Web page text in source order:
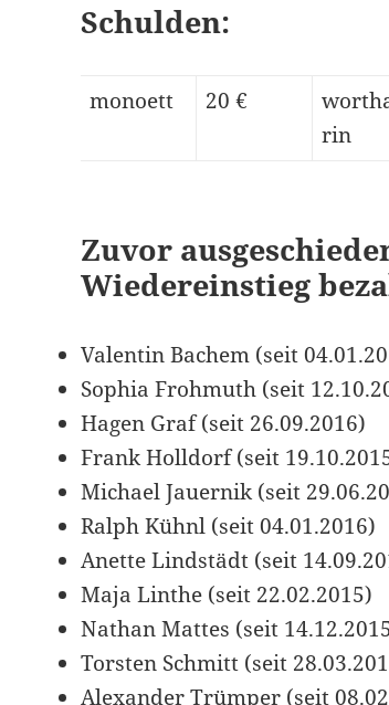
Schulden:
monoett 20 €
rin
Zuvor
Wiedereinstieg
Valentin Bachem (seit
Sophia Frohmuth (seit
Hagen Graf (seit 26.09.2016)
Frank Holldorf (seit
Michael Jauernik (seit
Ralph Kühnl (seit 04.01.2016)
Anette Lindstädt (seit
Maja Linthe (seit 22.02.2015)
Nathan Mattes (seit
Torsten Schmitt (seit
Alexander Trümper (seit